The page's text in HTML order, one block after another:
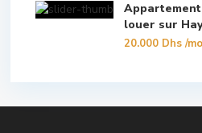
louer sur
20.000 Dhs/